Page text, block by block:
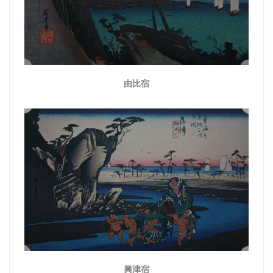
由比宿
興津宿